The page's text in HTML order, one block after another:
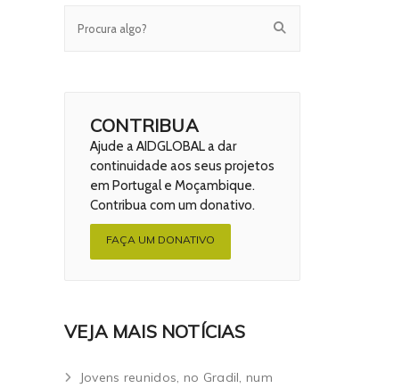
CONTRIBUA
Ajude a AIDGLOBAL a dar
continuidade aos seus projetos
em Portugal e Moçambique.
Contribua com um donativo.
FAÇA UM DONATIVO
VEJA MAIS NOTÍCIAS
Jovens reunidos, no Gradil, num